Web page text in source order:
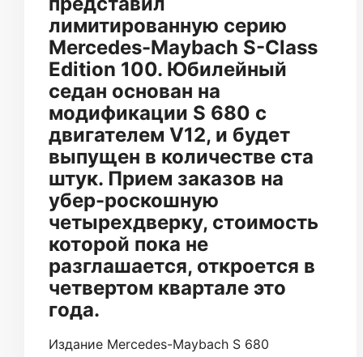
лимитированную серию
Mercedes-Maybach S-Class
Edition 100. Юбилейный
седан основан на
модификации S 680 с
двигателем V12, и будет
выпущен в количестве ста
штук. Прием заказов на
убер-роскошную
четырехдверку, стоимость
которой пока не
разглашается, откроется в
четвертом квартале это
года.
Издание Mercedes-Maybach S 680